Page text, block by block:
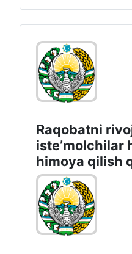
Raqobatni
isteʼmolchilar
himoya qilish